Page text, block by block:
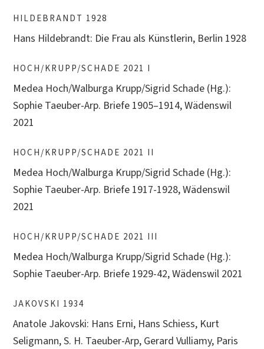
HILDEBRANDT 1928
Hans Hildebrandt: Die Frau als Künstlerin, Berlin 1928
HOCH/KRUPP/SCHADE 2021 I
Medea Hoch/Walburga Krupp/Sigrid Schade (Hg.):
Sophie Taeuber-Arp. Briefe 1905–1914, Wädenswil
2021
HOCH/KRUPP/SCHADE 2021 II
Medea Hoch/Walburga Krupp/Sigrid Schade (Hg.):
Sophie Taeuber-Arp. Briefe 1917-1928, Wädenswil
2021
HOCH/KRUPP/SCHADE 2021 III
Medea Hoch/Walburga Krupp/Sigrid Schade (Hg.):
Sophie Taeuber-Arp. Briefe 1929-42, Wädenswil 2021
JAKOVSKI 1934
Anatole Jakovski: Hans Erni, Hans Schiess, Kurt
Seligmann, S. H. Taeuber-Arp, Gerard Vulliamy, Paris